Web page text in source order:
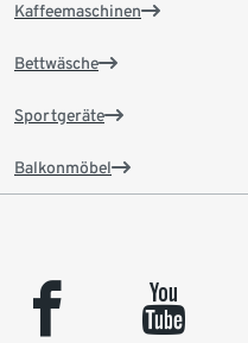
Kaffeemaschinen
Bettwäsche
Sportgeräte
Balkonmöbel
facebook youtube